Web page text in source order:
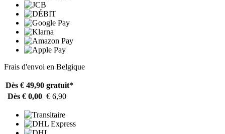
Frais d'envoi en Belgique
Dès € 49,90 gratuit*
Dès € 0,00 € 6,90